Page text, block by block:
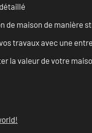
de maison de
travaux avec une
la valeur de votre